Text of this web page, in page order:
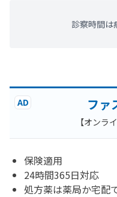
診察時間は
AD ファ
【オンラ
保険適用
24時間365日対応
処方薬は薬局か宅配